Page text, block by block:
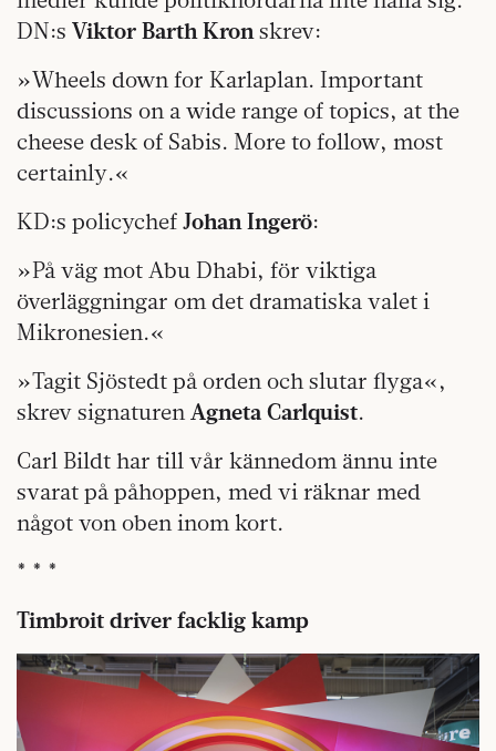
DN:s Viktor Barth Kronskrev:
»Wheels down for Karlaplan. Important
discussions on a wide range of topics, at the
cheese desk of Sabis. More to follow, most
certainly.«
KD:s policychef Johan Ingerö:
»På väg mot Abu Dhabi, för viktiga
överläggningar om det dramatiska valet i
Mikronesien.«
»Tagit Sjöstedt på orden och slutar flyga«,
skrev signaturenAgneta Carlquist.
Carl Bildt har till vår kännedom ännu inte
svarat på påhoppen, med vi räknar med
något von oben inom kort.
* * *
Timbroit driver facklig kamp